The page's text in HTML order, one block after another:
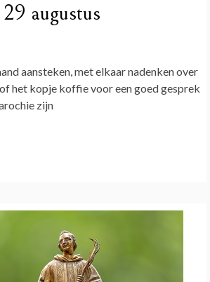
augustus
aansteken, met elkaar nadenken over
het kopje koffie voor een goed gesprek
zijn